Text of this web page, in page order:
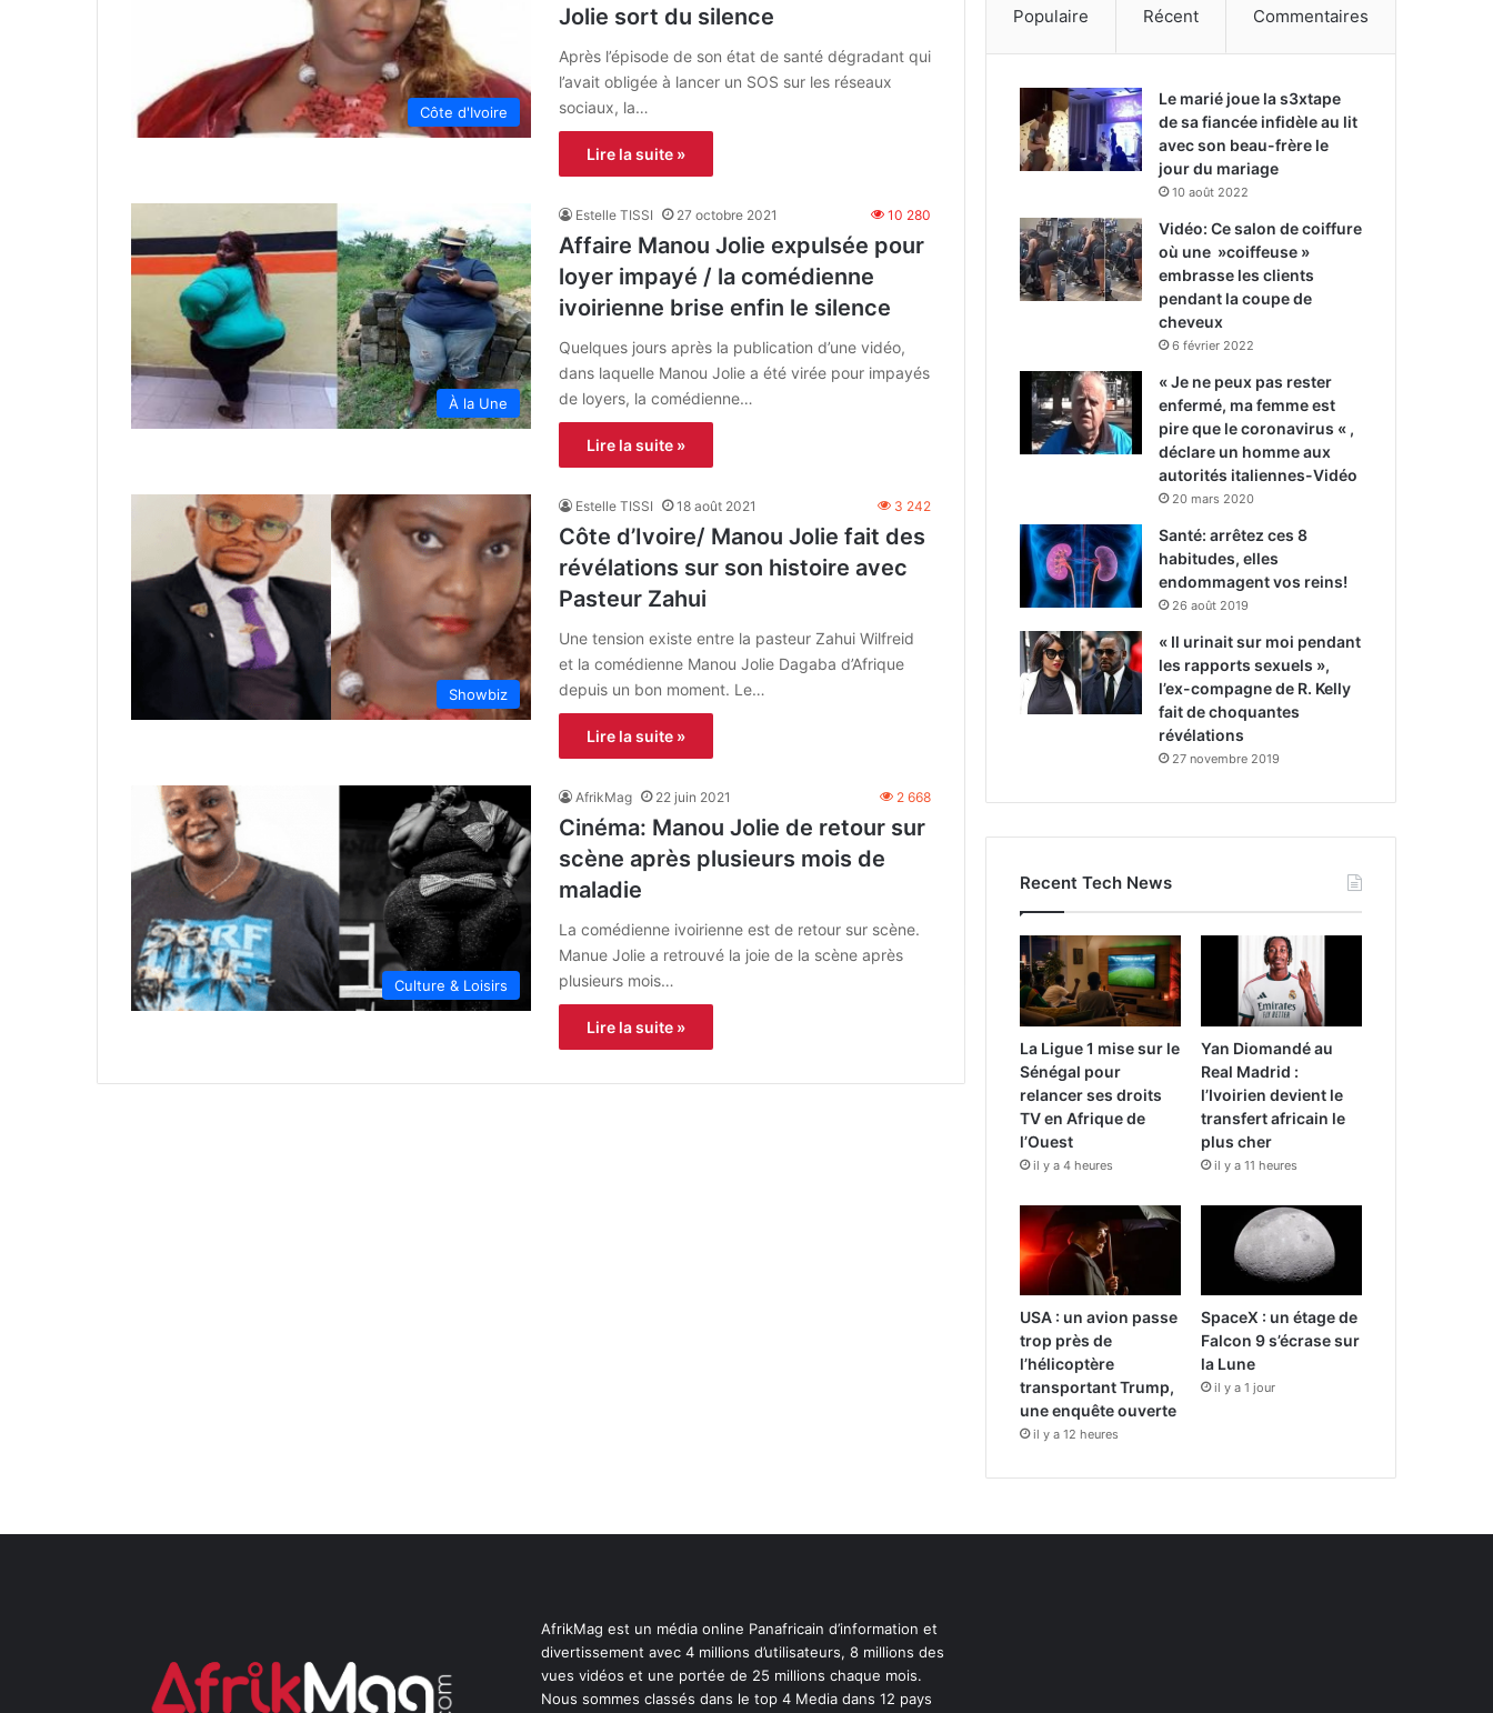
Côte d'Ivoire
Jolie sort du silence
Après l’épisode de son état de santé dégradant qui
l’avait obligée à lancer un SOS sur les réseaux
sociaux, la…
Lire la suite »
À la Une
Estelle TISSI 27 octobre 2021 10 280
Affaire Manou Jolie expulsée pour
loyer impayé / la comédienne
ivoirienne brise enfin le silence
Quelques jours après la publication d’une vidéo,
dans laquelle Manou Jolie a été virée pour impayés
de loyers, la comédienne…
Lire la suite »
Showbiz
Estelle TISSI 18 août 2021 3 242
Côte d’Ivoire/ Manou Jolie fait des
révélations sur son histoire avec
Pasteur Zahui
Une tension existe entre la pasteur Zahui Wilfreid
et la comédienne Manou Jolie Dagaba d’Afrique
depuis un bon moment. Le…
Lire la suite »
Culture & Loisirs
AfrikMag 22 juin 2021 2 668
Cinéma: Manou Jolie de retour sur
scène après plusieurs mois de
maladie
La comédienne ivoirienne est de retour sur scène.
Manue Jolie a retrouvé la joie de la scène après
plusieurs mois…
Lire la suite »
Populaire Récent Commentaires
Le marié joue la s3xtape
de sa fiancée infidèle au lit
avec son beau-frère le
jour du mariage
10 août 2022
Vidéo: Ce salon de coiffure
où une »coiffeuse »
embrasse les clients
pendant la coupe de
cheveux
6 février 2022
« Je ne peux pas rester
enfermé, ma femme est
pire que le coronavirus « ,
déclare un homme aux
autorités italiennes-Vidéo
20 mars 2020
Santé: arrêtez ces 8
habitudes, elles
endommagent vos reins!
26 août 2019
« Il urinait sur moi pendant
les rapports sexuels »,
l’ex-compagne de R. Kelly
fait de choquantes
révélations
27 novembre 2019
Recent Tech News
La Ligue 1 mise sur le
Sénégal pour
relancer ses droits
TV en Afrique de
l’Ouest
il y a 4 heures
Yan Diomandé au
Real Madrid :
l’Ivoirien devient le
transfert africain le
plus cher
il y a 11 heures
USA : un avion passe
trop près de
l’hélicoptère
transportant Trump,
une enquête ouverte
il y a 12 heures
SpaceX : un étage de
Falcon 9 s’écrase sur
la Lune
il y a 1 jour
AfrikMag est un média online Panafricain d’information et
divertissement avec 4 millions d’utilisateurs, 8 millions des
vues vidéos et une portée de 25 millions chaque mois.
Nous sommes classés dans le top 4 Media dans 12 pays